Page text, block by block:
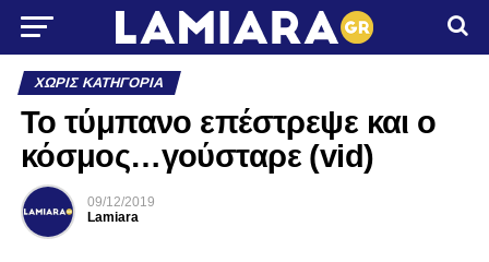
ΧΩΡΊΣ ΚΑΤΗΓΟΡΊΑ
Το τύμπανο επέστρεψε και ο
κόσμος…γούσταρε (vid)
09/12/2019
Lamiara